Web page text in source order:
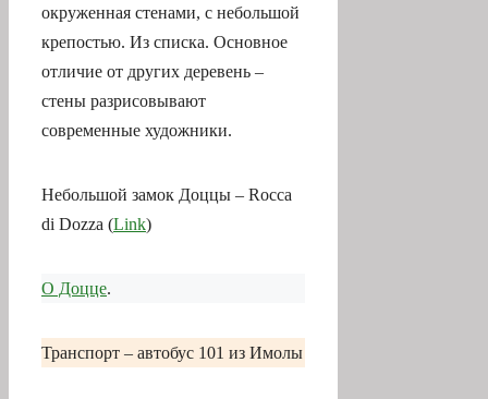
окруженная стенами, с небольшой
крепостью. Из списка. Основное
отличие от других деревень –
стены разрисовывают
современные художники.
Небольшой замок Доццы – Rocca
di Dozza (Link)
О Доцце.
Транспорт – автобус 101 из Имолы